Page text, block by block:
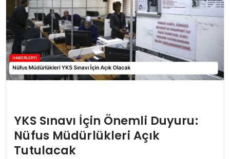
YKS Sınavı İçin Önemli Duyuru:
Nüfus Müdürlükleri Açık
Tutulacak